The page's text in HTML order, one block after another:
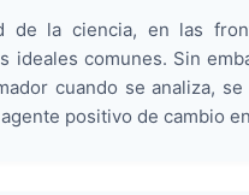
de la ciencia, en las
ideales comunes. Sin
cuando se analiza,
positivo de cambio